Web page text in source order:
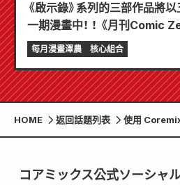
《啟示錄》系列的三部作品將
一期漫畫中！ ！ 《月刊Comic
將於7月24日發售！ ！
每月漫畫澤農 核心組合
HOME 返回話題列表
使用
獲獎
コアミックス公式ソーシャ